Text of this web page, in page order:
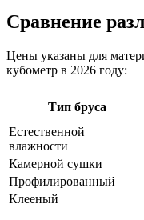
Сравнение
Цены указаны для
кубометр в 2026 году:
Тип бруса
Естественной
влажности
Камерной сушки
Профилированный
Клееный